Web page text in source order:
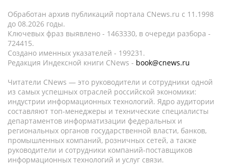
Обработан архив публикаций портала CNews.ru c 11.1998
до 08.2026 годы.
Ключевых фраз выявлено - 1463330, в очереди разбора -
724415.
Создано именных указателей - 199231.
Редакция Индексной книги CNews - book@cnews.ru
Читатели CNews — это руководители и сотрудники одной
из самых успешных отраслей российской экономики:
индустрии информационных технологий. Ядро аудитории
составляют топ-менеджеры и технические специалисты
департаментов информатизации федеральных и
региональных органов государственной власти, банков,
промышленных компаний, розничных сетей, а также
руководители и сотрудники компаний-поставщиков
информационных технологий и услуг связи.